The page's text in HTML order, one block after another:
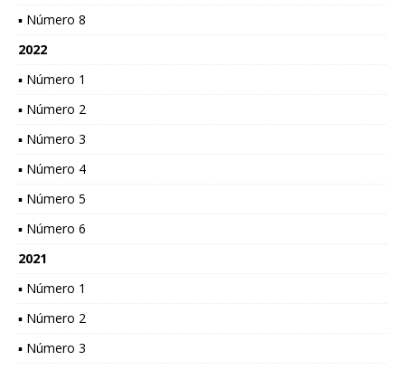
▪ Número 8
2022
▪ Número 1
▪ Número 2
▪ Número 3
▪ Número 4
▪ Número 5
▪ Número 6
2021
▪ Número 1
▪ Número 2
▪ Número 3